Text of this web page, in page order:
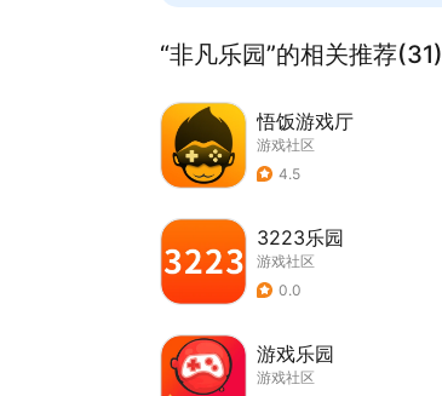
“非凡乐园”的相关推荐(31)
悟饭游戏厅
游戏社区
4.5
3223乐园
游戏社区
0.0
游戏乐园
游戏社区